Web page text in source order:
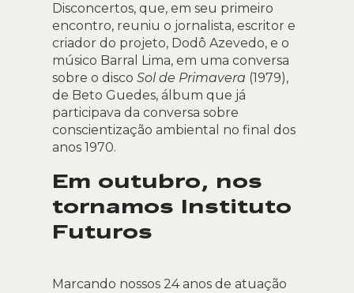
Disconcertos, que, em seu primeiro
encontro, reuniu o jornalista, escritor e
criador do projeto, Dodô Azevedo, e o
músico Barral Lima, em uma conversa
sobre o disco Sol de Primavera (1979),
de Beto Guedes, álbum que já
participava da conversa sobre
conscientização ambiental no final dos
anos 1970.
Em outubro, nos
tornamos Instituto
Futuros
Marcando nossos 24 anos de atuação